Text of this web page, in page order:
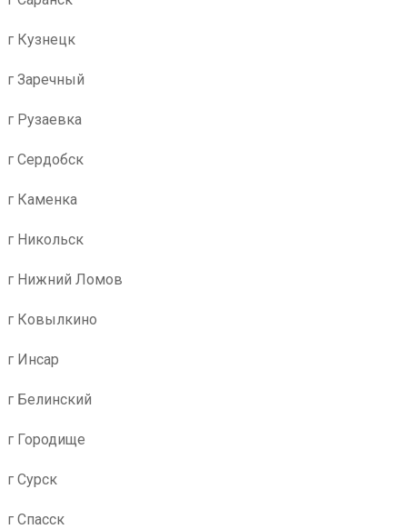
г Кузнецк
г Заречный
г Рузаевка
г Сердобск
г Каменка
г Никольск
г Нижний Ломов
г Ковылкино
г Инсар
г Белинский
г Городище
г Сурск
г Спасск